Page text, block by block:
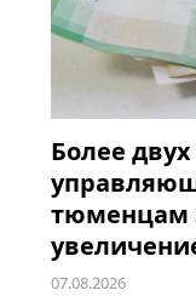
Более
тюменцам
07.08.2026